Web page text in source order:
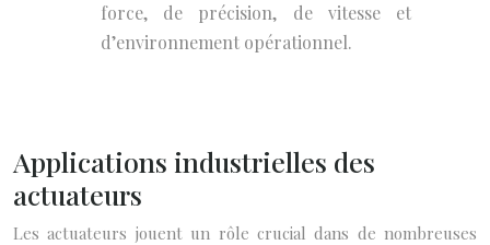
force, de précision, de vitesse et
d’environnement opérationnel.
Applications industrielles des
actuateurs
Les actuateurs jouent un rôle crucial dans de nombreuses